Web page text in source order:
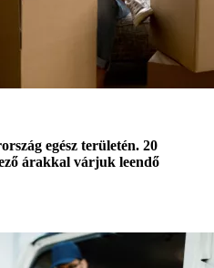
egész területén. 20
árakkal várjuk leendő